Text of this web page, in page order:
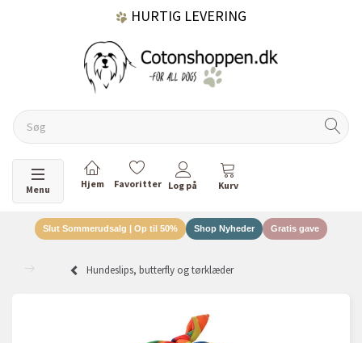
HURTIG LEVERING
60 DAGES RETURRET
Skifte navigation
Menu
Slut Sommerudsalg | Op til 50% Shop Nyheder Gratis gave
Hundeslips, butterfly og tørklæder